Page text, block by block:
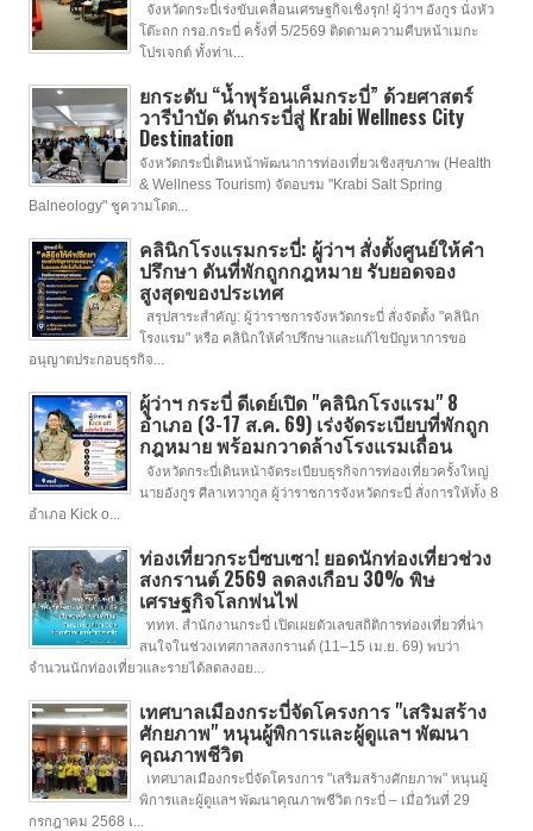
จังหวัดกระบี่เร่งขับเคลื่อนเศรษฐกิจเชิงรุก! ผู้ว่าฯ อังกูร นั่งหัว
โต๊ะถก กรอ.กระบี่ ครั้งที่ 5/2569 ติดตามความคืบหน้าเมกะ
โปรเจกต์ ทั้งท่าเ...
ยกระดับ “น้ำพุร้อนเค็มกระบี่” ด้วยศาสตร์
วารีบำบัด ดันกระบี่สู่ Krabi Wellness City
Destination
จังหวัดกระบี่เดินหน้าพัฒนาการท่องเที่ยวเชิงสุขภาพ (Health
& Wellness Tourism) จัดอบรม "Krabi Salt Spring
Balneology" ชูความโดด...
คลินิกโรงแรมกระบี่: ผู้ว่าฯ สั่งตั้งศูนย์ให้คำ
ปรึกษา ดันที่พักถูกกฎหมาย รับยอดจอง
สูงสุดของประเทศ
สรุปสาระสำคัญ: ผู้ว่าราชการจังหวัดกระบี่ สั่งจัดตั้ง "คลินิก
โรงแรม" หรือ คลินิกให้คำปรึกษาและแก้ไขปัญหาการขอ
อนุญาตประกอบธุรกิจ...
ผู้ว่าฯ กระบี่ ดีเดย์เปิด "คลินิกโรงแรม" 8
อำเภอ (3-17 ส.ค. 69) เร่งจัดระเบียบที่พักถูก
กฎหมาย พร้อมกวาดล้างโรงแรมเถื่อน
จังหวัดกระบี่เดินหน้าจัดระเบียบธุรกิจการท่องเที่ยวครั้งใหญ่
นายอังกูร ศีลาเทวากูล ผู้ว่าราชการจังหวัดกระบี่ สั่งการให้ทั้ง 8
อำเภอ Kick o...
ท่องเที่ยวกระบี่ซบเซา! ยอดนักท่องเที่ยวช่วง
สงกรานต์ 2569 ลดลงเกือบ 30% พิษ
เศรษฐกิจโลกพ่นไฟ
ททท. สำนักงานกระบี่ เปิดเผยตัวเลขสถิติการท่องเที่ยวที่น่า
สนใจในช่วงเทศกาลสงกรานต์ (11–15 เม.ย. 69) พบว่า
จำนวนนักท่องเที่ยวและรายได้ลดลงอย...
เทศบาลเมืองกระบี่จัดโครงการ "เสริมสร้าง
ศักยภาพ" หนุนผู้พิการและผู้ดูแลฯ พัฒนา
คุณภาพชีวิต
เทศบาลเมืองกระบี่จัดโครงการ "เสริมสร้างศักยภาพ" หนุนผู้
พิการและผู้ดูแลฯ พัฒนาคุณภาพชีวิต กระบี่ – เมื่อวันที่ 29
กรกฎาคม 2568 เ...